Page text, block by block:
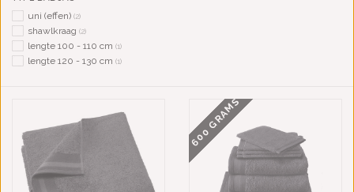
uni (effen) (2)
shawlkraag (2)
lengte 100 - 110 cm (1)
lengte 120 - 130 cm (1)
600 GRAMS